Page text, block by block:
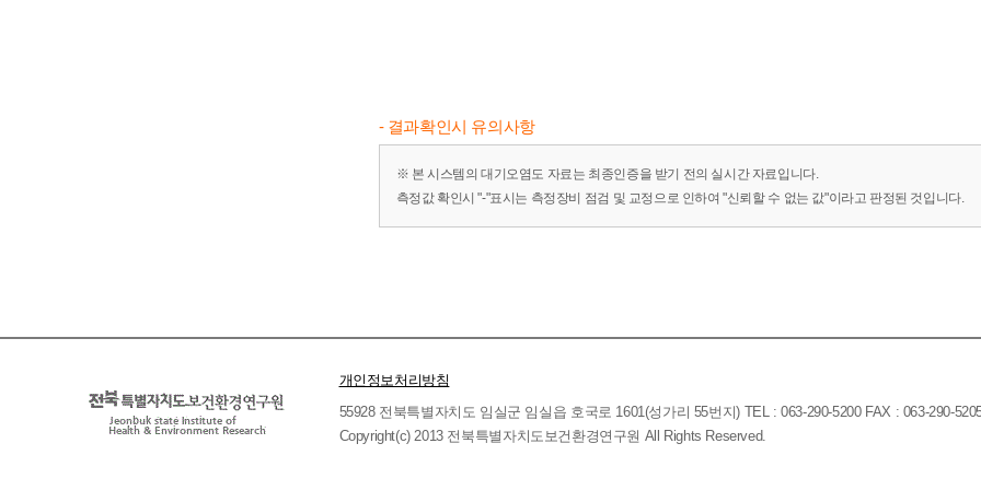
- 결과확인시 유의사항
※ 본 시스템의 대기오염도 자료는 최종인증을 받기 전의 실시간 자료입니다.
측정값 확인시 "-"표시는 측정장비 점검 및 교정으로 인하여 "신뢰할 수 없는 값"이라고 판정된 것입니다.
개인정보처리방침
55928 전북특별자치도 임실군 임실읍 호국로 1601(성가리 55번지) TEL : 063-290-5200 FAX : 063-290-
Copyright(c) 2013 전북특별자치도보건환경연구원 All Rights Reserved.